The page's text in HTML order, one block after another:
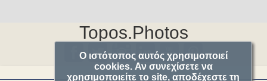
Topos.Photos
Ο ιστότοπος αυτός χρησιμοποιεί
cookies. Αν συνεχίσετε να
χρησιμοποιείτε το site, αποδέχεστε τη